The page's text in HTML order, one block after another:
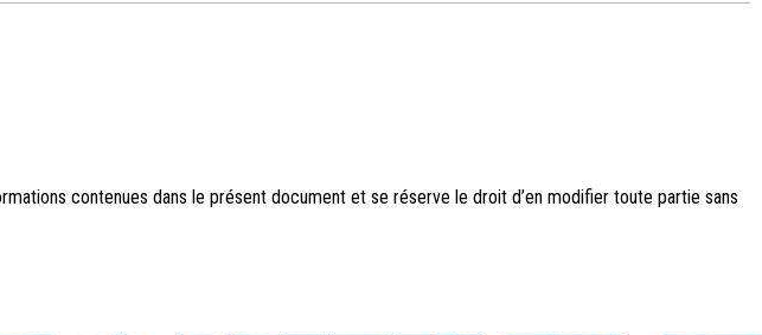
contenues dans le présent document et se réserve le droit d’en modifier toute partie sans